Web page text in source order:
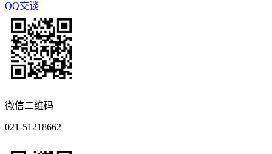
QQ交谈
微信二维码
021-51218662